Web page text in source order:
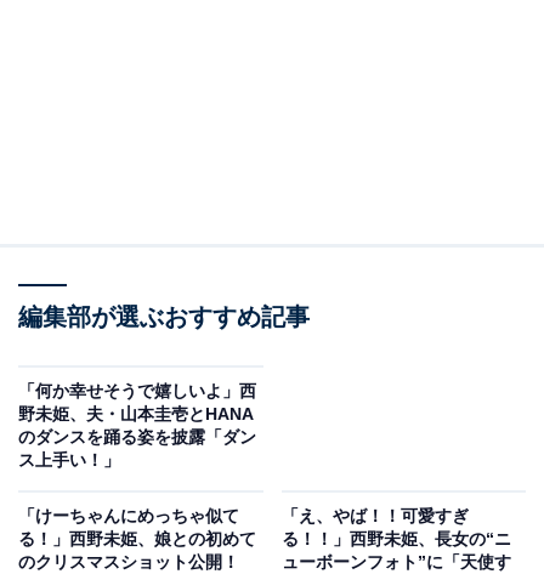
編集部が選ぶおすすめ記事
「何か幸せそうで嬉しいよ」西
野未姫、夫・山本圭壱とHANA
のダンスを踊る姿を披露「ダン
ス上手い！」
「けーちゃんにめっちゃ似て
る！」西野未姫、娘との初めて
のクリスマスショット公開！
「え、やば！！可愛すぎ
る！！」西野未姫、長女の“ニ
ューボーンフォト”に「天使す